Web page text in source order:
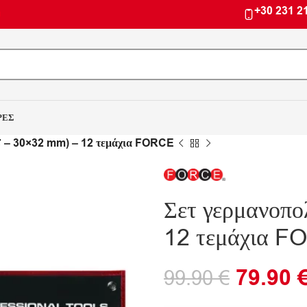
+30 231
– 30×32 mm) – 12 τεμάχια FORCE
Σετ
12 τεμάχια
99.90€ 79.90